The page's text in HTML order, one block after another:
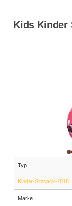
Kids Kinder
Typ
Kinder-Sitzsack-2018
Marke